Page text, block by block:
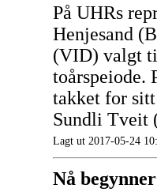
På UHRs
Henjesand
(VID) valgt
toårspeiode.
takket for
Sundli Tveit
Lagt ut 2017-05-24
Nå